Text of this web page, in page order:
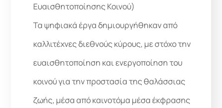
Ευαισθητοποίησης Κοινού)
Τα ψηφιακά έργα δημιουργήθηκαν από
καλλιτέχνες διεθνούς κύρους, με στόχο την
ευαισθητοποίηση και ενεργοποίηση του
κοινού για την προστασία της θαλάσσιας
ζωής, μέσα από καινοτόμα μέσα έκφρασης